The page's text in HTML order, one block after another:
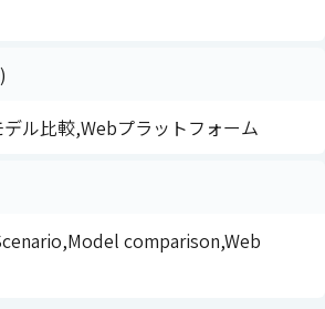
ル比較,Webプラットフォーム
comparison,Web